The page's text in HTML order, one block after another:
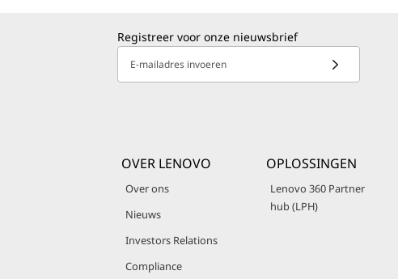
Registreer voor onze nieuwsbrief
E-mailadres invoeren
OVER LENOVO
Over ons
Nieuws
Investors Relations
Compliance
OPLOSSINGEN
Lenovo 360 Partner
hub (LPH)